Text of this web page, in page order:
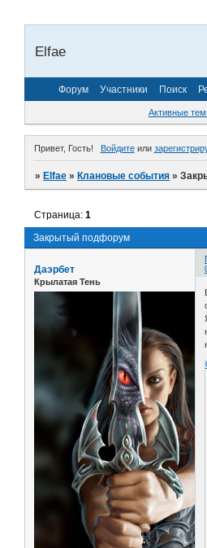
Elfae
Форум Участники Поиск
Активные
Привет, Гость! Войдитеили
»Elfae »Клановые события »
Закрытый подфорум
Страница:1
Даэрбет
Крылатая Тень